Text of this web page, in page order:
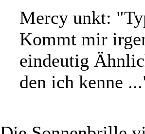
Mercy unkt:
Kommt mir
eindeutig
den ich kenne